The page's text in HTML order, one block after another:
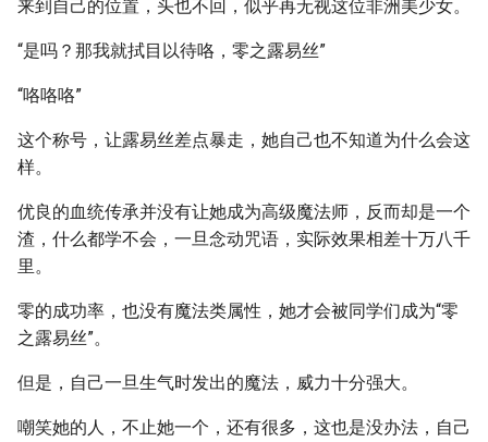
来到自己的位置，头也不回，似乎再无视这位非洲美少女。
“是吗？那我就拭目以待咯，零之露易丝”
“咯咯咯”
这个称号，让露易丝差点暴走，她自己也不知道为什么会这
样。
优良的血统传承并没有让她成为高级魔法师，反而却是一个
渣，什么都学不会，一旦念动咒语，实际效果相差十万八千
里。
零的成功率，也没有魔法类属性，她才会被同学们成为“零
之露易丝”。
但是，自己一旦生气时发出的魔法，威力十分强大。
嘲笑她的人，不止她一个，还有很多，这也是没办法，自己